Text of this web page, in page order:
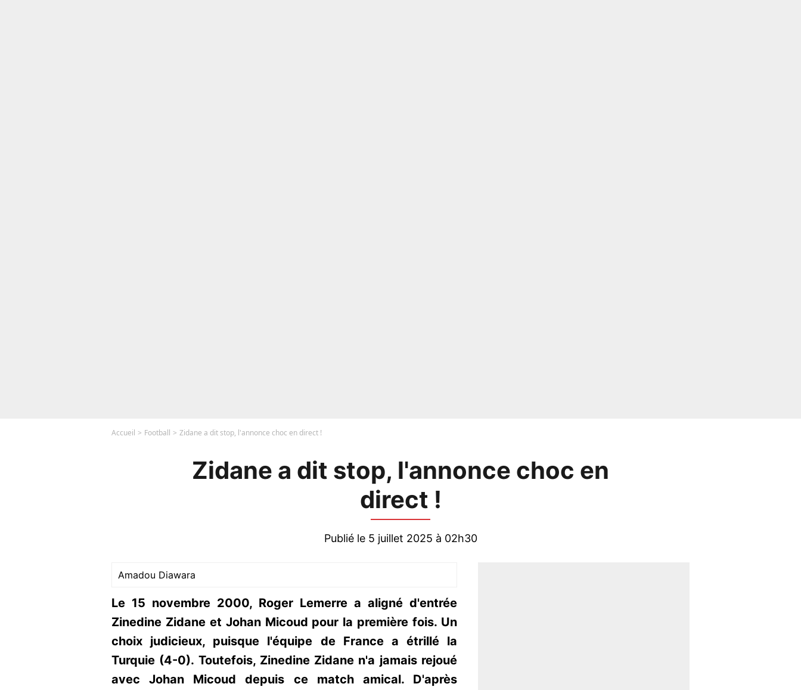
Accueil Football Zidane a dit stop, l'annonce choc en direct !
Zidane a dit stop, l'annonce choc en
direct !
Publié le 5 juillet 2025 à 02h30
Amadou Diawara
Le 15 novembre 2000, Roger Lemerre a aligné d'entrée
Zinedine Zidane et Johan Micoud pour la première fois. Un
choix judicieux, puisque l'équipe de France a étrillé la
Turquie (4-0). Toutefois, Zinedine Zidane n'a jamais rejoué
avec Johan Micoud depuis ce match amical. D'après